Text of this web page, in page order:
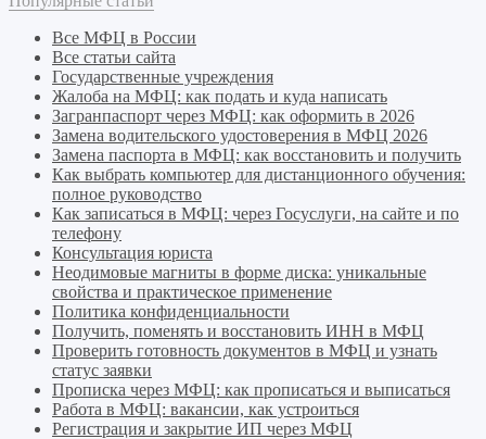
Все МФЦ в России
Все статьи сайта
Государственные учреждения
Жалоба на МФЦ: как подать и куда написать
Загранпаспорт через МФЦ: как оформить в 2026
Замена водительского удостоверения в МФЦ 2026
Замена паспорта в МФЦ: как восстановить и получить
Как выбрать компьютер для дистанционного обучения:
полное руководство
Как записаться в МФЦ: через Госуслуги, на сайте и по
телефону
Консультация юриста
Неодимовые магниты в форме диска: уникальные
свойства и практическое применение
Политика конфиденциальности
Получить, поменять и восстановить ИНН в МФЦ
Проверить готовность документов в МФЦ и узнать
статус заявки
Прописка через МФЦ: как прописаться и выписаться
Работа в МФЦ: вакансии, как устроиться
Регистрация и закрытие ИП через МФЦ